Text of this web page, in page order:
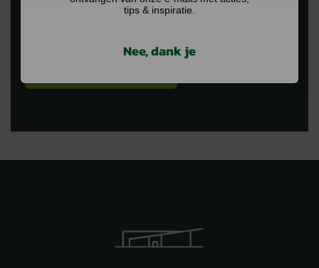
tips & inspiratie.
Nee, dank je